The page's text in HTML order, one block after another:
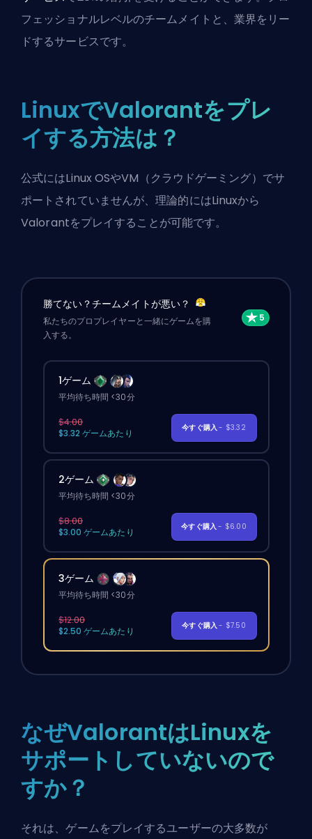
フェッショナルレベルのチームメイト と、 業界をリー
ドするサービスです。
LinuxでValorantをプレ
イする方法は？
公式にはLinux OSやVM（クラウドゲーミング）でサ
ポートされていませんが、理論的にはLinuxから
Valorantをプレイすることが可能です。
勝てない？チームメイトが悪い？
私たちのプロプレイヤーと一緒にゲームを購
入する。
1ゲーム
平均待ち時間 <30分
$4.00
$3.32 ゲームあたり
今すぐ購入- $3.32
2ゲーム
平均待ち時間 <30分
$8.00
$3.00 ゲームあたり
今すぐ購入- $6.00
3ゲーム
平均待ち時間 <30分
$12.00
$2.50 ゲームあたり
今すぐ購入- $7.50
なぜValorantはLinuxを
サポートしていないので
すか？
それは、ゲームをプレイするユーザーの大多数が